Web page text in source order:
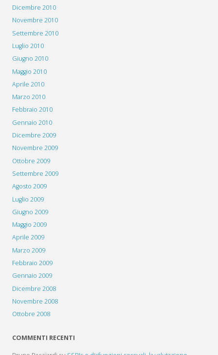
Dicembre 2010
Novembre 2010
Settembre 2010
Luglio 2010
Giugno 2010
Maggio 2010
Aprile 2010
Marzo 2010
Febbraio 2010
Gennaio 2010
Dicembre 2009
Novembre 2009
Ottobre 2009
Settembre 2009
Agosto 2009
Luglio 2009
Giugno 2009
Maggio 2009
Aprile 2009
Marzo 2009
Febbraio 2009
Gennaio 2009
Dicembre 2008
Novembre 2008
Ottobre 2008
COMMENTI RECENTI